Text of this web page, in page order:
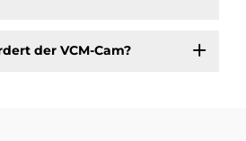
der VCM-Cam?